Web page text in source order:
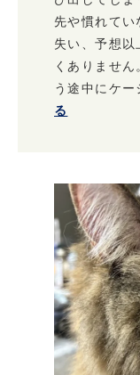
先や慣れてい
失い、予想
くありませ
う途中にケ
る